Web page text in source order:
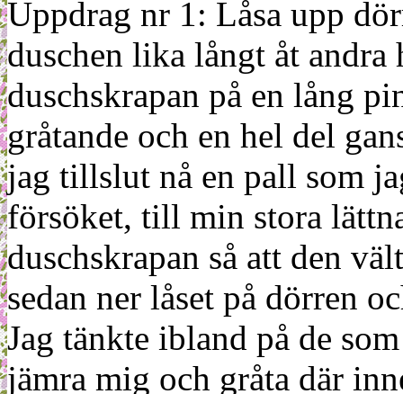
Uppdrag nr 1: Låsa upp
duschen lika långt åt andra
duschskrapan på en lång
gråtande och en hel del
jag tillslut nå en pall som
försöket, till min stora
duschskrapan så att den
sedan ner låset på dörren
Jag tänkte ibland på de
jämra mig och gråta där